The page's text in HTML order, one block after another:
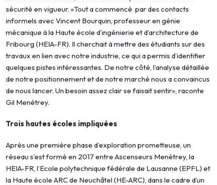
sécurité en vigueur. «Tout a commencé par des contacts
informels avec Vincent Bourquin, professeur en génie
mécanique à la Haute école d’ingénierie et d’architecture de
Fribourg (HEIA-FR). Il cherchait à mettre des étudiants sur des
travaux en lien avec notre industrie, ce qui a permis d’identifier
quelques pistes intéressantes. De notre côté, l’analyse détaillée
de notre positionnement et de notre marché nous a convaincus
de nous lancer. Un besoin assez clair se faisait sentir», raconte
Gil Menétrey.
Trois hautes écoles impliquées
Après une première phase d’exploration prometteuse, un
réseau s’est formé en 2017 entre Ascenseurs Menétrey, la
HEIA-FR, l’Ecole polytechnique fédérale de Lausanne (EPFL) et
la Haute école ARC de Neuchâtel (HE-ARC), dans le cadre d’un